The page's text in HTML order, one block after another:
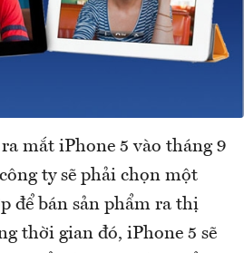
mắt iPhone 5 vào tháng 9
ty sẽ phải chọn một
để bán sản phẩm ra thị
thời gian đó, iPhone 5 sẽ